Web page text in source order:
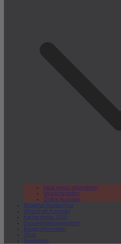
lokal.report abonnieren
Verkaufsstellen
Online Ausgabe
Regional Rundschau
Wirtschaft.Kompakt
Karriereleiter 2026
Gesundheitswegweiser
Bürgerinformation
Shop
Newsletter